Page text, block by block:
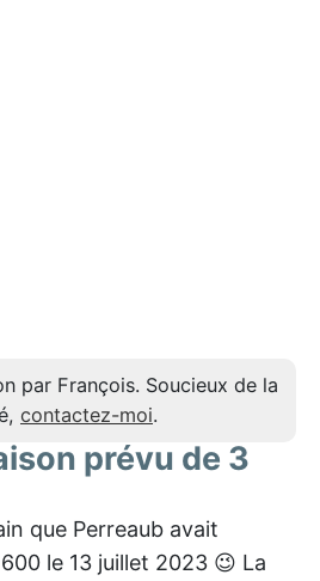
par François. Soucieux de la
contactez-moi.
prévu de 3
que Perreaub avait
le 13 juillet 2023 😉 La